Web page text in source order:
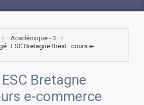
Académique - 3
: ESC Bretagne Brest : cours e-
Bretagne
e-commerce